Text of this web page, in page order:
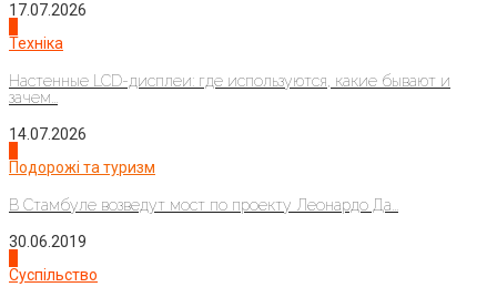
17.07.2026
Техніка
Настенные LCD-дисплеи: где используются, какие бывают и
зачем...
14.07.2026
Подорожі та туризм
В Стамбуле возведут мост по проекту Леонардо Да...
30.06.2019
Суспільство